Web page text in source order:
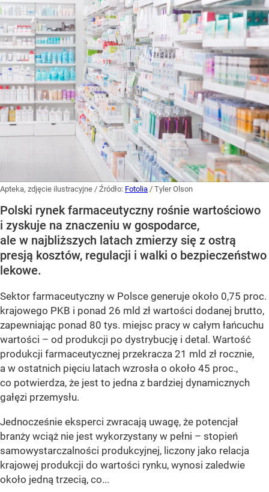
Apteka, zdjęcie ilustracyjne / Źródło: Fotolia / Tyler Olson
Polski rynek farmaceutyczny rośnie wartościowo
i zyskuje na znaczeniu w gospodarce,
ale w najbliższych latach zmierzy się z ostrą
presją kosztów, regulacji i walki o bezpieczeństwo
lekowe.
Sektor farmaceutyczny w Polsce generuje około 0,75 proc.
krajowego PKB i ponad 26 mld zł wartości dodanej brutto,
zapewniając ponad 80 tys. miejsc pracy w całym łańcuchu
wartości – od produkcji po dystrybucję i detal. Wartość
produkcji farmaceutycznej przekracza 21 mld zł rocznie,
a w ostatnich pięciu latach wzrosła o około 45 proc.,
co potwierdza, że jest to jedna z bardziej dynamicznych
gałęzi przemysłu.
Jednocześnie eksperci zwracają uwagę, że potencjał
branży wciąż nie jest wykorzystany w pełni – stopień
samowystarczalności produkcyjnej, liczony jako relacja
krajowej produkcji do wartości rynku, wynosi zaledwie
około jedną trzecią, co...